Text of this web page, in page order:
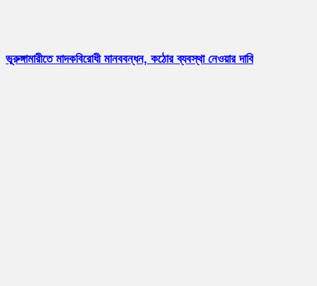
ভূরুঙ্গামারীতে মাদকবিরোধী মানববন্ধন, কঠোর ব্যবস্থা নেওয়ার দাবি